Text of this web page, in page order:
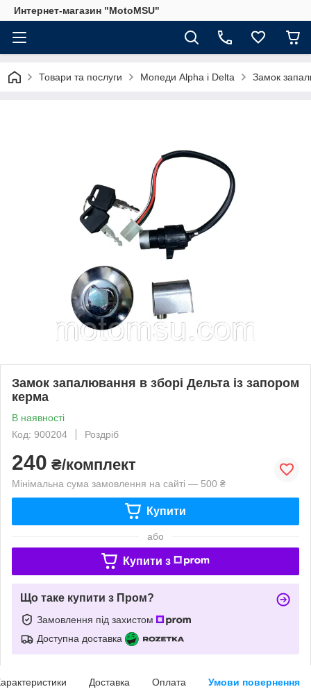
Интернет-магазин "MotoMSU"
Товари та послуги Мопеди Alpha і Delta Замок
Замок запалювання в зборі Дельта із запором
керма
В наявності
Код: 900204
Роздріб
240 ₴/комплект
Мінімальна сума замовлення на сайті — 500 ₴
Купити
або
Купити з
Що таке купити з Пром?
Замовлення під захистом
Доступна доставка
Доставка Оплата Умови повернення